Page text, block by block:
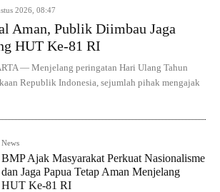
2026, 08:47
Aman, Publik Diimbau Jaga
HUT Ke-81 RI
— Menjelang peringatan Hari Ulang Tahun
Republik Indonesia, sejumlah pihak mengajak
News
BMP Ajak Masyarakat Perkuat Nasionalisme
dan Jaga Papua Tetap Aman Menjelang
HUT Ke-81 RI